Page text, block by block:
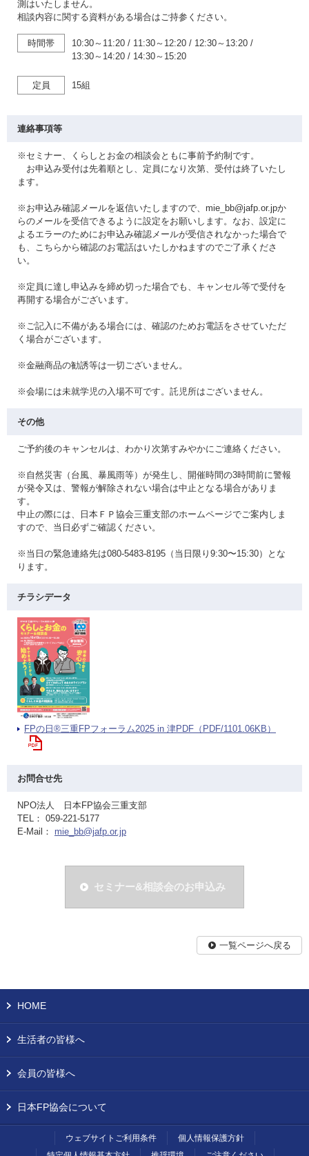
測はいたしません。
相談内容に関する資料がある場合はご持参ください。
時間帯 10:30～11:20 / 11:30～12:20 / 12:30～13:20 /
13:30～14:20 / 14:30～15:20
定員 15組
連絡事項等
※セミナー、くらしとお金の相談会ともに事前予約制です。
お申込み受付は先着順とし、定員になり次第、受付は終了いたし
ます。
※お申込み確認メールを返信いたしますので、mie_bb@jafp.or.jpか
らのメールを受信できるように設定をお願いします。なお、設定に
よるエラーのためにお申込み確認メールが受信されなかった場合で
も、こちらから確認のお電話はいたしかねますのでご了承くださ
い。
※定員に達し申込みを締め切った場合でも、キャンセル等で受付を
再開する場合がございます。
※ご記入に不備がある場合には、確認のためお電話をさせていただ
く場合がございます。
※金融商品の勧誘等は一切ございません。
※会場には未就学児の入場不可です。託児所はございません。
その他
ご予約後のキャンセルは、わかり次第すみやかにご連絡ください。
※自然災害（台風、暴風雨等）が発生し、開催時間の3時間前に警報
が発令又は、警報が解除されない場合は中止となる場合がありま
す。
中止の際には、日本ＦＰ協会三重支部のホームページでご案内しま
すので、当日必ずご確認ください。
※当日の緊急連絡先は080-5483-8195（当日限り9:30〜15:30）とな
ります。
チラシデータ
FPの日®三重FPフォーラム2025 in 津PDF（PDF/1101.06KB）
お問合せ先
NPO法人 日本FP協会三重支部
TEL： 059-221-5177
E-Mail： mie_bb@jafp.or.jp
セミナー&相談会のお申込み
一覧ページへ戻る
HOME
生活者の皆様へ
会員の皆様へ
日本FP協会について
ウェブサイトご利用条件
個人情報保護方針